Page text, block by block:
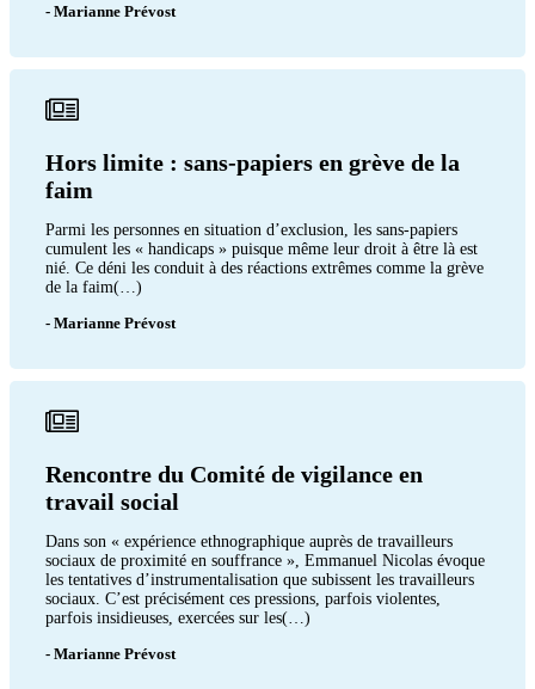
- Marianne Prévost
Hors limite : sans-papiers en grève de la
faim
Parmi les personnes en situation d’exclusion, les sans-papiers
cumulent les « handicaps » puisque même leur droit à être là est
nié. Ce déni les conduit à des réactions extrêmes comme la grève
de la faim(…)
- Marianne Prévost
Rencontre du Comité de vigilance en
travail social
Dans son « expérience ethnographique auprès de travailleurs
sociaux de proximité en souffrance », Emmanuel Nicolas évoque
les tentatives d’instrumentalisation que subissent les travailleurs
sociaux. C’est précisément ces pressions, parfois violentes,
parfois insidieuses, exercées sur les(…)
- Marianne Prévost